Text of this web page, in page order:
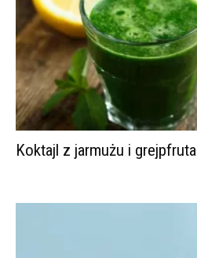
Koktajl z jarmużu i grejpfruta